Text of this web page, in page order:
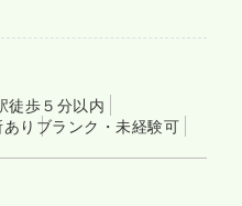
徒歩５分以内
り ブランク・未経験可